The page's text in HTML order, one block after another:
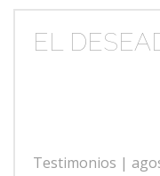
EL
Testimonios |